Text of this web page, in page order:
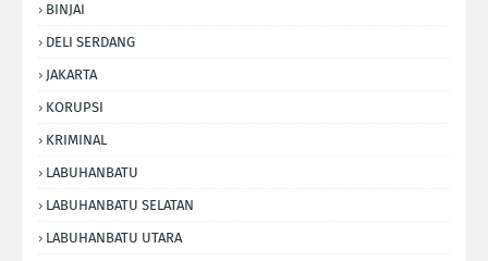
BINJAI
DELI SERDANG
JAKARTA
KORUPSI
KRIMINAL
LABUHANBATU
LABUHANBATU SELATAN
LABUHANBATU UTARA